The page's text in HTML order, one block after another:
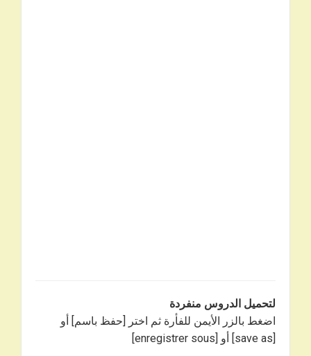
لتحميل الدروس منفردة
اضغط بالزر الأيمن للفأرة ثم اختر [حفظ باسم] أو
[save as] أو [enregistrer sous]